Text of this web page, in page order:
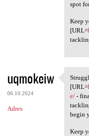
spot
Keep
[URL=
uqmokeiw
06.10.2024
Adres
[URL=
e/-
begin
Keep